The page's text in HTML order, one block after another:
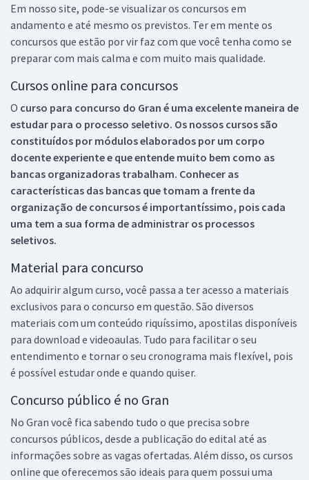
Em nosso site, pode-se visualizar os concursos em
andamento e até mesmo os previstos. Ter em mente os
concursos que estão por vir faz com que você tenha como se
preparar com mais calma e com muito mais qualidade.
Cursos online para concursos
O curso para concurso do Gran é uma excelente maneira de
estudar para o processo seletivo. Os nossos cursos são
constituídos por módulos elaborados por um corpo
docente experiente e que entende muito bem como as
bancas organizadoras trabalham. Conhecer as
características das bancas que tomam a frente da
organização de concursos é importantíssimo, pois cada
uma tem a sua forma de administrar os processos
seletivos.
Material para concurso
Ao adquirir algum curso, você passa a ter acesso a materiais
exclusivos para o concurso em questão. São diversos
materiais com um conteúdo riquíssimo, apostilas disponíveis
para download e videoaulas. Tudo para facilitar o seu
entendimento e tornar o seu cronograma mais flexível, pois
é possível estudar onde e quando quiser.
Concurso público é no Gran
No Gran você fica sabendo tudo o que precisa sobre
concursos públicos, desde a publicação do edital até as
informações sobre as vagas ofertadas. Além disso, os cursos
online que oferecemos são ideais para quem possui uma